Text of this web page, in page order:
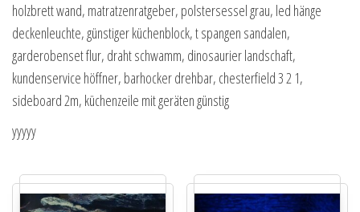
holzbrett wand, matratzenratgeber, polstersessel grau, led hänge
deckenleuchte, günstiger küchenblock, t spangen sandalen,
garderobenset flur, draht schwamm, dinosaurier landschaft,
kundenservice höffner, barhocker drehbar, chesterfield 3 2 1,
sideboard 2m, küchenzeile mit geräten günstig
yyyyy